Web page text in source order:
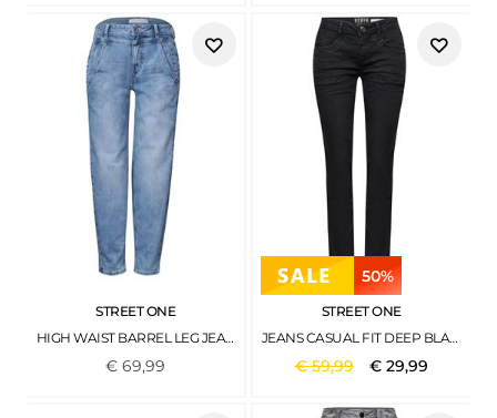
STREET ONE
HIGH WAIST BARREL LEG JEANS IM LOOSE FIT LIGHT BLUE WASH
€69,99
50%
STREET ONE
JEANS CASUAL FIT DEEP BLACK WASH
€59,99 € 29,99